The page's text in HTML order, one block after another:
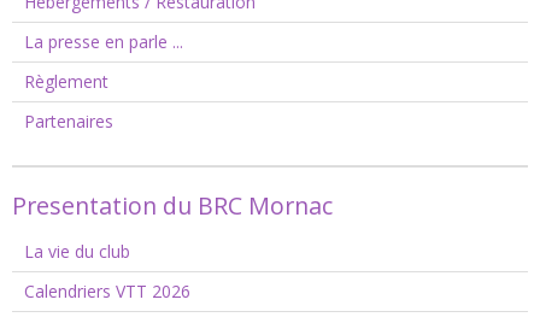
La presse en parle ...
Règlement
Partenaires
Presentation du BRC Mornac
La vie du club
Calendriers VTT 2026